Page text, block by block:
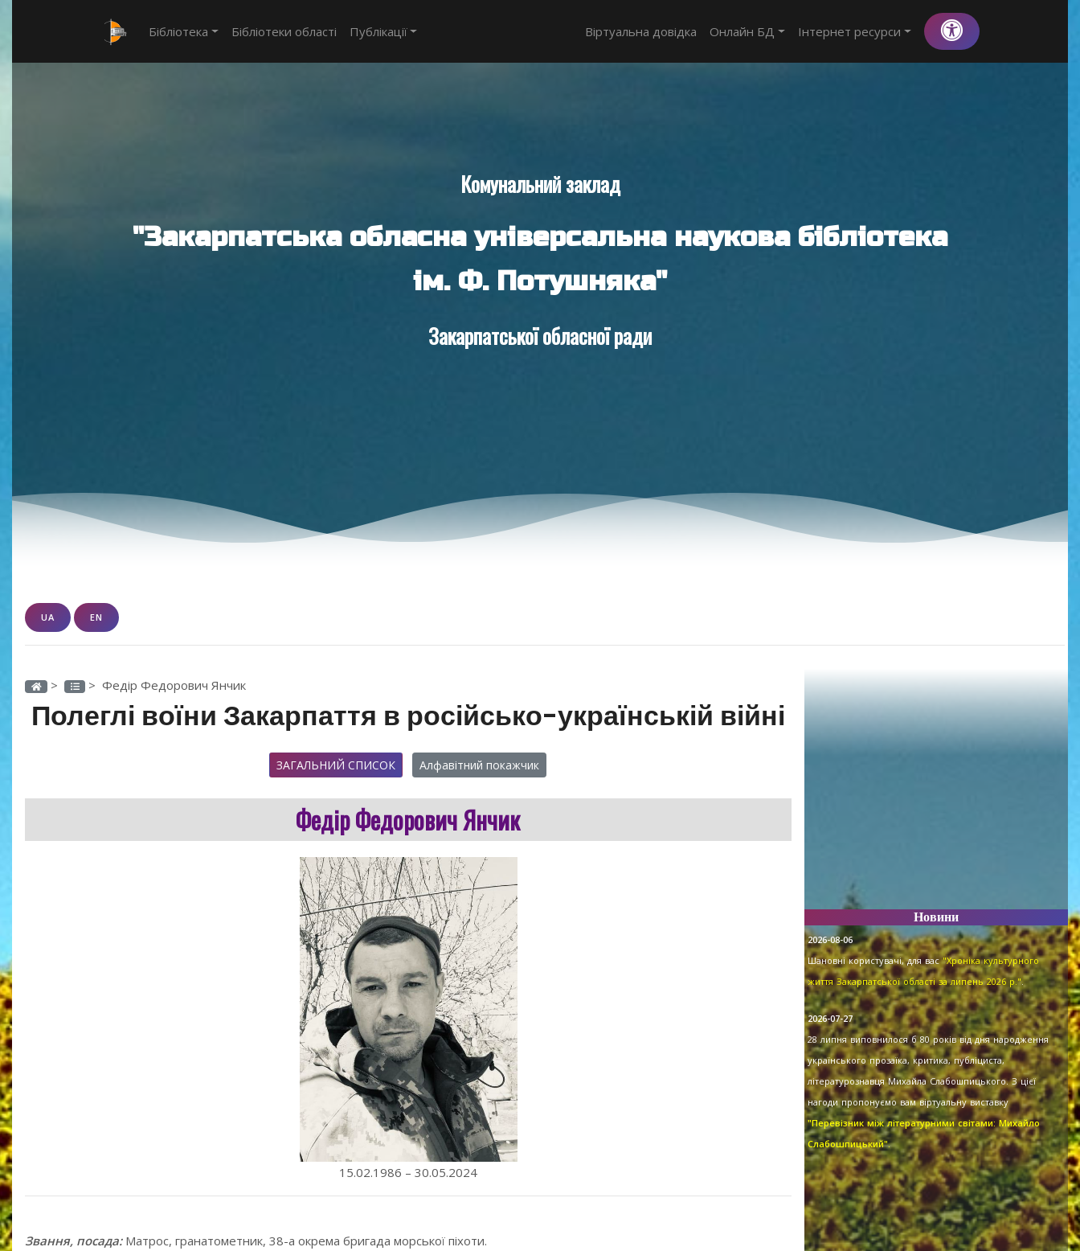
Бібліотека Бібліотеки області Публікації Віртуальна довідка Онлайн БД Інтернет ресурси
Комунальний заклад
"Закарпатська обласна універсальна наукова бібліотека
ім. Ф. Потушняка"
Закарпатської обласної ради
UA EN
> > Федір Федорович Янчик
Полеглі воїни Закарпаття в російсько-українській війні
ЗАГАЛЬНИЙ СПИСОК Алфавітний покажчик
Федір Федорович Янчик
15.02.1986 – 30.05.2024
Звання, посада:Матрос, гранатометник, 38-а окрема бригада морської піхоти.
Новини
2026-08-06
Шановні користувачі, для вас"Хроніка культурного
життя Закарпатської області за липень 2026 р.".
2026-07-27
28 липня виповнилося б 80 років від дня народження
українського прозаїка, критика, публіциста,
літературознавця Михайла Слабошпицького. З цієї
нагоди пропонуємо вам віртуальну виставку
"Перевізник між літературними світами: Михайло
Слабошпицький".